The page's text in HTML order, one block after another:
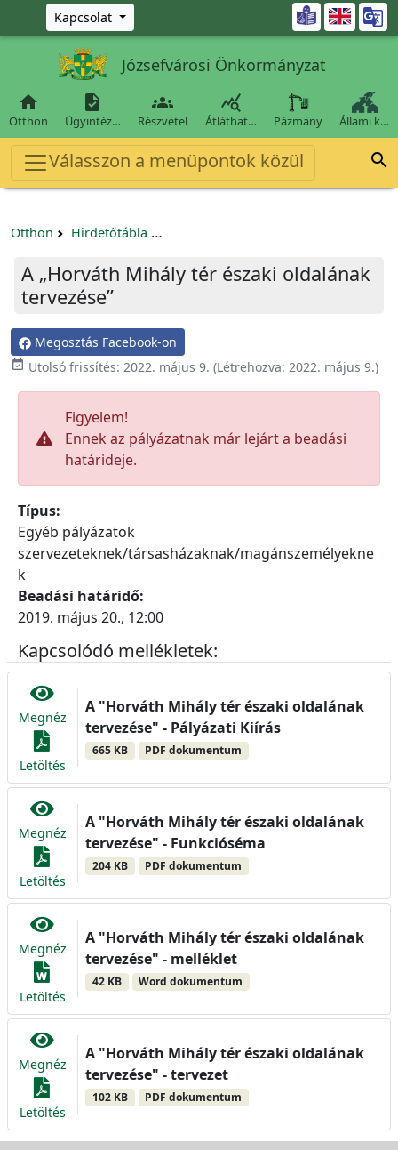
Ugrás a fő tartalomra
Kapcsolat 
Józsefvárosi Önkormányzat

Otthon

Ügyintéz…

Részvétel

Átláthat… Pázmány Állami k…
Válasszon a menüpontok közül 
Otthon Hirdetőtábla
A „Horváth Mihály tér északi oldalának
tervezése”
Megosztás Facebook-on
 Utolsó frissítés: 2022. május 9. (Létrehozva: 2022. május 9.)
Figyelem!
Ennek az pályázatnak már lejárt a beadási
határideje.
Típus:
Egyéb pályázatok
szervezeteknek/társasházaknak/magánszemélyekne
k
Beadási határidő:
2019. május 20., 12:00
Kapcsolódó mellékletek:
Megnéz
Letöltés
A "Horváth Mihály tér északi oldalának
tervezése" - Pályázati Kiírás
665 KB PDF dokumentum
Megnéz
Letöltés
A "Horváth Mihály tér északi oldalának
tervezése" - Funkcióséma
204 KB PDF dokumentum
Megnéz
Letöltés
A "Horváth Mihály tér északi oldalának
tervezése" - melléklet
42 KB Word dokumentum
Megnéz
Letöltés
A "Horváth Mihály tér északi oldalának
tervezése" - tervezet
102 KB PDF dokumentum